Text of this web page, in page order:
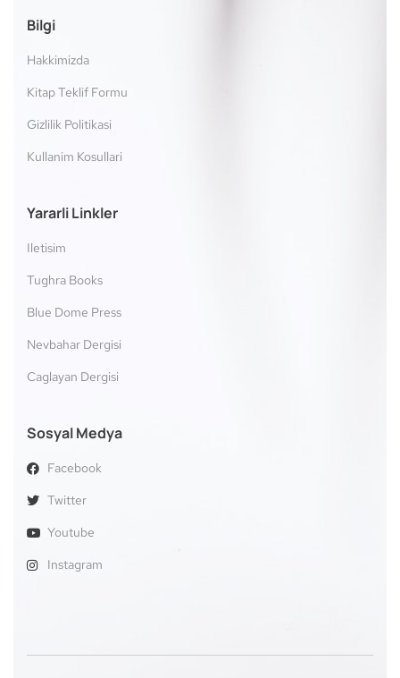
Bilgi
Hakkimizda
Kitap Teklif Formu
Gizlilik Politikasi
Kullanim Kosullari
Yararli Linkler
Iletisim
Tughra Books
Blue Dome Press
Nevbahar Dergisi
Caglayan Dergisi
Sosyal Medya
Facebook
Twitter
Youtube
Instagram